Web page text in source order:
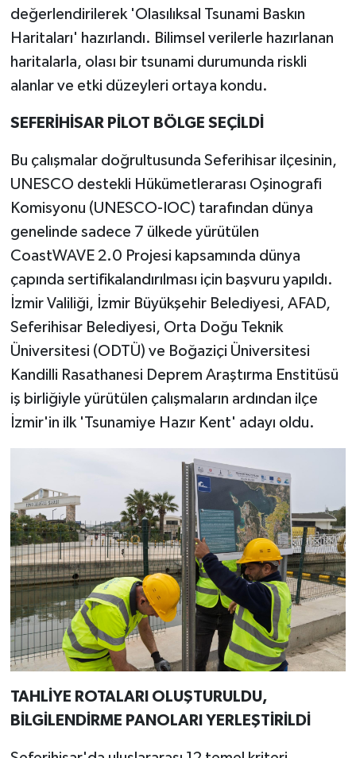
değerlendirilerek 'Olasılıksal Tsunami Baskın
Haritaları' hazırlandı. Bilimsel verilerle hazırlanan
haritalarla, olası bir tsunami durumunda riskli
alanlar ve etki düzeyleri ortaya kondu.
SEFERİHİSAR PİLOT BÖLGE SEÇİLDİ
Bu çalışmalar doğrultusunda Seferihisar ilçesinin,
UNESCO destekli Hükümetlerarası Oşinografi
Komisyonu (UNESCO-IOC) tarafından dünya
genelinde sadece 7 ülkede yürütülen
CoastWAVE 2.0 Projesi kapsamında dünya
çapında sertifikalandırılması için başvuru yapıldı.
İzmir Valiliği, İzmir Büyükşehir Belediyesi, AFAD,
Seferihisar Belediyesi, Orta Doğu Teknik
Üniversitesi (ODTÜ) ve Boğaziçi Üniversitesi
Kandilli Rasathanesi Deprem Araştırma Enstitüsü
iş birliğiyle yürütülen çalışmaların ardından ilçe
İzmir'in ilk 'Tsunamiye Hazır Kent' adayı oldu.
TAHLİYE ROTALARI OLUŞTURULDU,
BİLGİLENDİRME PANOLARI YERLEŞTİRİLDİ